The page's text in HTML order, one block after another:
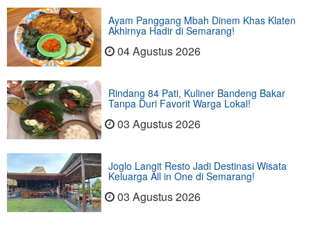
Ayam Panggang Mbah Dinem Khas Klaten
Akhirnya Hadir di Semarang!
04 Agustus 2026
Rindang 84 Pati, Kuliner Bandeng Bakar
Tanpa Duri Favorit Warga Lokal!
03 Agustus 2026
Joglo Langit Resto Jadi Destinasi Wisata
Keluarga All in One di Semarang!
03 Agustus 2026